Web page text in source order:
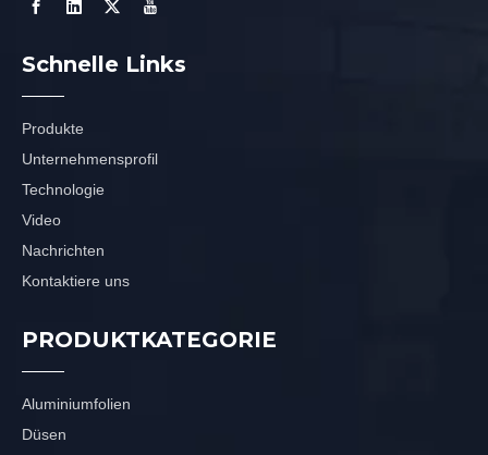
Schnelle Links
Produkte
Unternehmensprofil
Technologie
Video
Nachrichten
Kontaktiere uns
PRODUKTKATEGORIE
Aluminiumfolien
Düsen